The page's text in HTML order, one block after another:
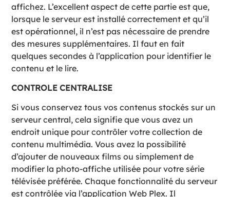
affichez. L’excellent aspect de cette partie est que,
lorsque le serveur est installé correctement et qu’il
est opérationnel, il n’est pas nécessaire de prendre
des mesures supplémentaires. Il faut en fait
quelques secondes à l’application pour identifier le
contenu et le lire.
CONTROLE CENTRALISE
Si vous conservez tous vos contenus stockés sur un
serveur central, cela signifie que vous avez un
endroit unique pour contrôler votre collection de
contenu multimédia. Vous avez la possibilité
d’ajouter de nouveaux films ou simplement de
modifier la photo-affiche utilisée pour votre série
télévisée préférée. Chaque fonctionnalité du serveur
est contrôlée via l’application Web Plex. Il